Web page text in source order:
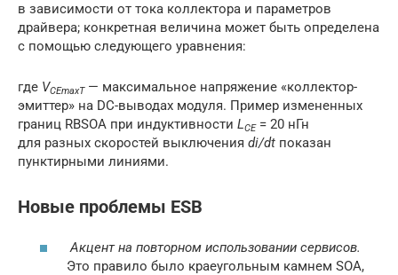
в зависимости от тока коллектора и параметров
драйвера; конкретная величина может быть определена
с помощью следующего уравнения:
где VCEmaxT— максимальное напряжение «коллектор-
эмиттер» на DC-выводах модуля. Пример измененных
границ RBSOA при индуктивности LCE= 20 нГн
для разных скоростей выключения di/dt показан
пунктирными линиями.
Новые проблемы ESB
Акцент на повторном использовании сервисов.
Это правило было краеугольным камнем SOA,